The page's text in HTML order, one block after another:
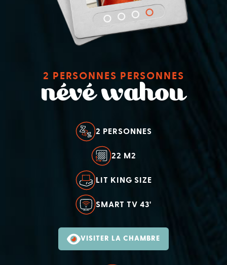
2 PERSONNES PERSONNES
névé wahou
2 PERSONNES
22 M2
LIT KING SIZE
SMART TV 43'
VISITER LA CHAMBRE